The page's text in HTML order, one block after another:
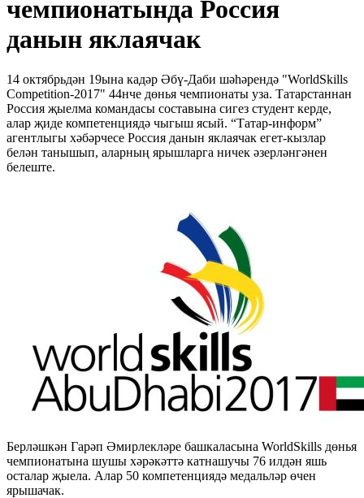
чемпионатында Россия
данын яклаячак
14 октябрьдән 19ына кадәр Әбү-Даби шәһәрендә "WorldSkills
Competition-2017" 44нче дөнья чемпионаты уза. Татарстаннан
Россия җыелма командасы составына сигез студент керде,
алар җиде компетенциядә чыгыш ясый. “Татар-информ”
агентлыгы хәбәрчесе Россия данын яклаячак егет-кызлар
белән танышып, аларның ярышларга ничек әзерләнгәнен
белеште.
Берләшкән Гарәп Әмирлекләре башкаласына WorldSkills дөнья
чемпионатына шушы хәрәкәттә катнашучы 76 илдән яшь
осталар җыела. Алар 50 компетенциядә медальләр өчен
ярышачак.